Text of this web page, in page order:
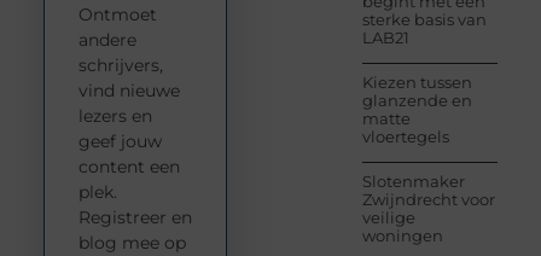
sterke basis van
LAB21
Kiezen tussen
glanzende en
matte
vloertegels
Slotenmaker
Zwijndrecht voor
veilige
woningen
Ontmoet
andere
schrijvers,
vind nieuwe
lezers en
geef jouw
content een
plek.
Registreer en
blog mee op